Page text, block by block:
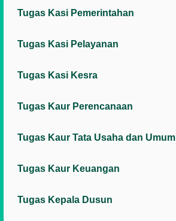
Tugas Kasi Pemerintahan
Tugas Kasi Pelayanan
Tugas Kasi Kesra
Tugas Kaur Perencanaan
Tugas Kaur Tata Usaha dan Umum
Tugas Kaur Keuangan
Tugas Kepala Dusun